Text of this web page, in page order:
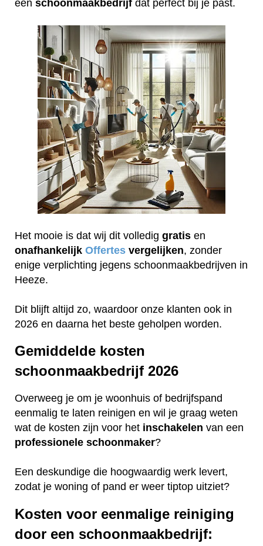
een schoonmaakbedrijf dat perfect bij je past.
Het mooie is dat wij dit volledig gratis en
onafhankelijk Offertes vergelijken, zonder
enige verplichting jegens schoonmaakbedrijven in
Heeze.
Dit blijft altijd zo, waardoor onze klanten ook in
2026 en daarna het beste geholpen worden.
Gemiddelde kosten
schoonmaakbedrijf 2026
Overweeg je om je woonhuis of bedrijfspand
eenmalig te laten reinigen en wil je graag weten
wat de kosten zijn voor het inschakelen van een
professionele schoonmaker?
Een deskundige die hoogwaardig werk levert,
zodat je woning of pand er weer tiptop uitziet?
Kosten voor eenmalige reiniging
door een schoonmaakbedrijf: